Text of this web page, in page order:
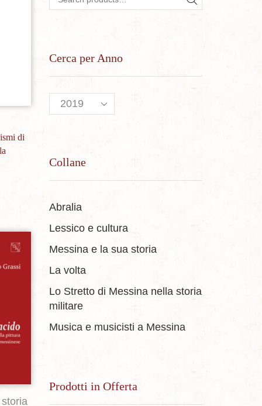
di
Search for: SEARCH
Cerca per Anno
Collane
Abralia
Lessico e cultura
Messina e la sua storia
La volta
Lo Stretto di Messina nella storia
militare
Musica e musicisti a Messina
Prodotti in Offerta